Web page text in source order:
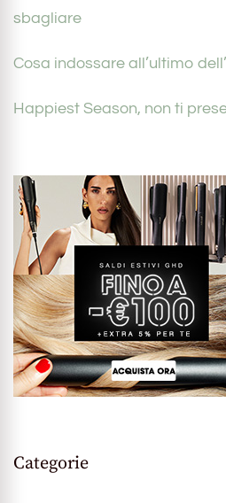
sbagliare
Cosa indossare all’ultimo
Happiest Season, non ti
Categorie